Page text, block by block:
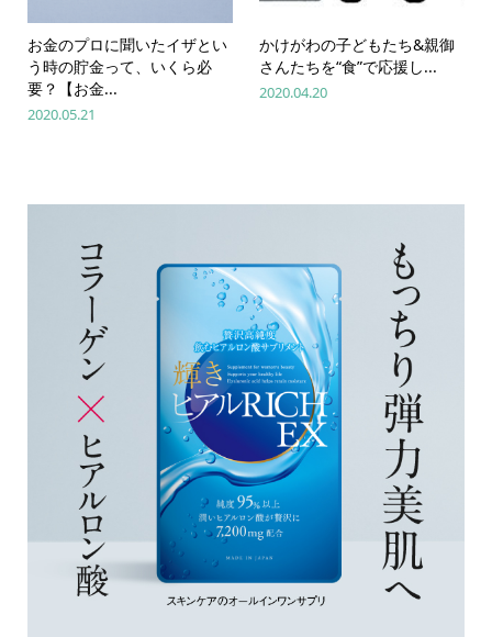
お金のプロに聞いたイザとい
う時の貯金って、いくら必
要？【お金...
2020.05.21
かけがわの子どもたち&親御
さんたちを“食”で応援し...
2020.04.20